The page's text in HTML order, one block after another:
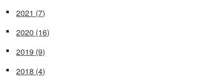
2021 (7)
2020 (16)
2019 (9)
2018 (4)